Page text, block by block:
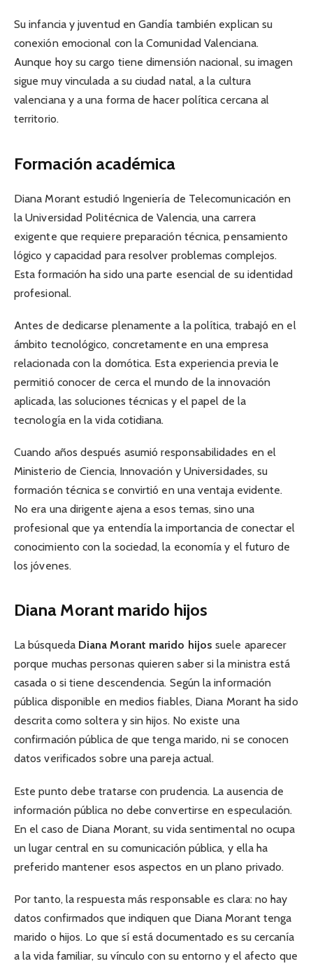
Su infancia y juventud en Gandía también explican su
conexión emocional con la Comunidad Valenciana.
Aunque hoy su cargo tiene dimensión nacional, su imagen
sigue muy vinculada a su ciudad natal, a la cultura
valenciana y a una forma de hacer política cercana al
territorio.
Formación académica
Diana Morant estudió Ingeniería de Telecomunicación en
la Universidad Politécnica de Valencia, una carrera
exigente que requiere preparación técnica, pensamiento
lógico y capacidad para resolver problemas complejos.
Esta formación ha sido una parte esencial de su identidad
profesional.
Antes de dedicarse plenamente a la política, trabajó en el
ámbito tecnológico, concretamente en una empresa
relacionada con la domótica. Esta experiencia previa le
permitió conocer de cerca el mundo de la innovación
aplicada, las soluciones técnicas y el papel de la
tecnología en la vida cotidiana.
Cuando años después asumió responsabilidades en el
Ministerio de Ciencia, Innovación y Universidades, su
formación técnica se convirtió en una ventaja evidente.
No era una dirigente ajena a esos temas, sino una
profesional que ya entendía la importancia de conectar el
conocimiento con la sociedad, la economía y el futuro de
los jóvenes.
Diana Morant marido hijos
La búsqueda Diana Morant marido hijos suele aparecer
porque muchas personas quieren saber si la ministra está
casada o si tiene descendencia. Según la información
pública disponible en medios fiables, Diana Morant ha sido
descrita como soltera y sin hijos. No existe una
confirmación pública de que tenga marido, ni se conocen
datos verificados sobre una pareja actual.
Este punto debe tratarse con prudencia. La ausencia de
información pública no debe convertirse en especulación.
En el caso de Diana Morant, su vida sentimental no ocupa
un lugar central en su comunicación pública, y ella ha
preferido mantener esos aspectos en un plano privado.
Por tanto, la respuesta más responsable es clara: no hay
datos confirmados que indiquen que Diana Morant tenga
marido o hijos. Lo que sí está documentado es su cercanía
a la vida familiar, su vínculo con su entorno y el afecto que